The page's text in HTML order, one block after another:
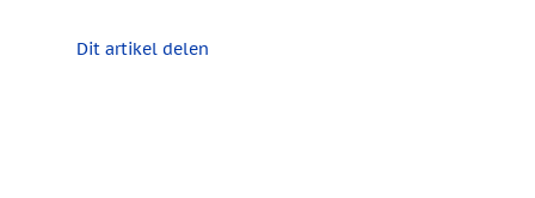
Dit artikel delen